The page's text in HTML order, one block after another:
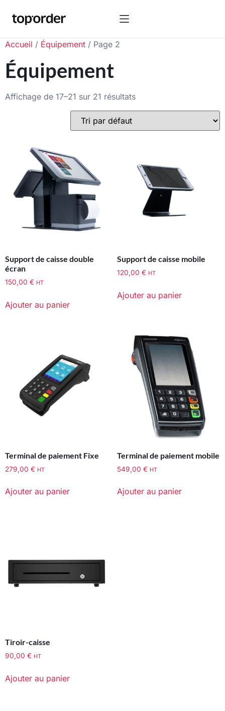
Accueil / Équipement / Page 2
Équipement
Affichage de 17–21 sur 21 résultats
Support de caisse double
écran
150,00 € HT
Ajouter au panier
Support de caisse mobile
120,00 € HT
Ajouter au panier
Terminal de paiement Fixe
279,00 € HT
Ajouter au panier
Terminal de paiement mobile
549,00 € HT
Ajouter au panier
Tiroir-caisse
90,00 € HT
Ajouter au panier